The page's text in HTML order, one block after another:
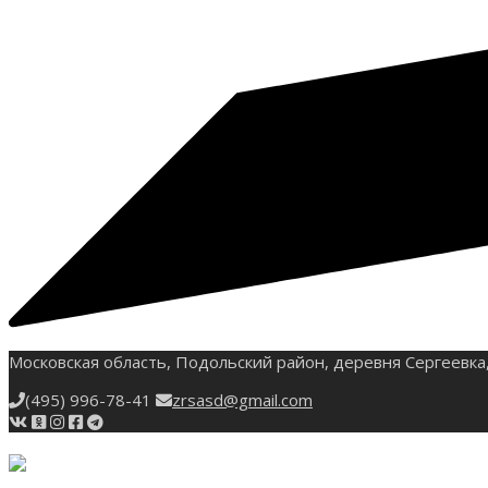
Московская область, Подольский район, деревня
(495) 996-78-41
zrsasd@gmail.com